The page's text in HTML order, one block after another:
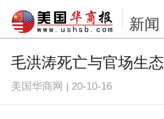
新闻
毛洪涛死亡与官场生态
美国华商网 | 20-10-16